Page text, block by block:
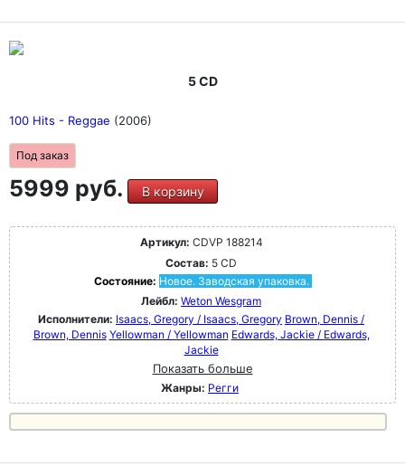
5 CD
100 Hits - Reggae (2006)
Под заказ
5999 руб. В корзину
Артикул: CDVP 188214
Состав: 5 CD
Состояние: Новое. Заводская упаковка.
Лейбл: Weton Wesgram
Исполнители: Isaacs, Gregory / Isaacs, Gregory Brown, Dennis /
Brown, Dennis Yellowman / Yellowman Edwards, Jackie / Edwards,
Jackie
Показать больше
Жанры: Регги